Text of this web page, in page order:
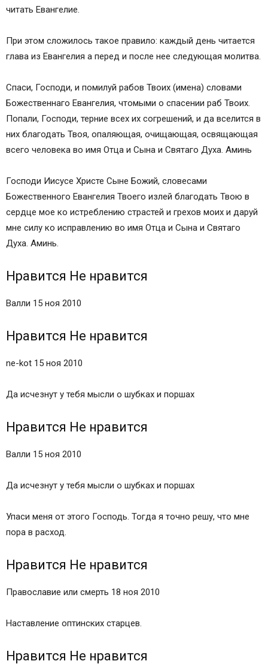
читать Евангелие.
При этом сложилось такое правило: каждый день читается
глава из Евангелия а перед и после нее следующая молитва.
Спаси, Господи, и помилуй рабов Твоих (имена) словами
Божественнаго Евангелия, чтомыми о спасении раб Твоих.
Попали, Господи, терние всех их согрешений, и да вселится в
них благодать Твоя, опаляющая, очищающая, освящающая
всего человека во имя Отца и Сына и Святаго Духа. Аминь
Господи Иисусе Христе Сыне Божий, словесами
Божественного Евангелия Твоего излей благодать Твою в
сердце мое ко истреблению страстей и грехов моих и даруй
мне силу ко исправлению во имя Отца и Сына и Святаго
Духа. Аминь.
Нравится Не нравится
Валли 15 ноя 2010
Нравится Не нравится
ne-kot 15 ноя 2010
Да исчезнут у тебя мысли о шубках и поршах
Нравится Не нравится
Валли 15 ноя 2010
Да исчезнут у тебя мысли о шубках и поршах
Упаси меня от этого Господь. Тогда я точно решу, что мне
пора в расход.
Нравится Не нравится
Православие или смерть 18 ноя 2010
Наставление оптинских старцев.
Нравится Не нравится